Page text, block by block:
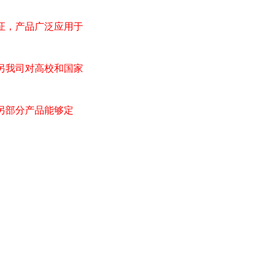
，产品广泛应用于
我司对高校和国家
部分产品能够定